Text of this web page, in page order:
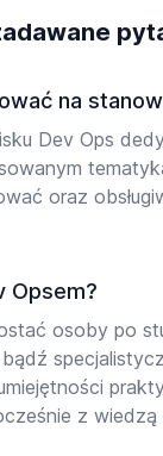
na
Dev Ops
oraz
Opsem?
osoby po
z